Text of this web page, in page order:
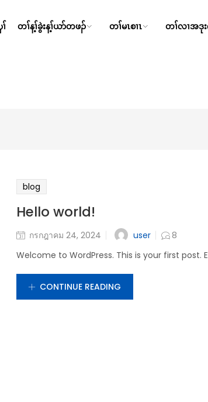
တၢ်န့ၢ်ခွဲးန့ၢ်ယာ်တဖၣ် တၢ်မၤစၢၤ တၢ်လၢအဒု
blog
Hello world!
กรกฎาคม 24, 2024 user
8
Welcome to WordPress. This is your first
CONTINUE READING